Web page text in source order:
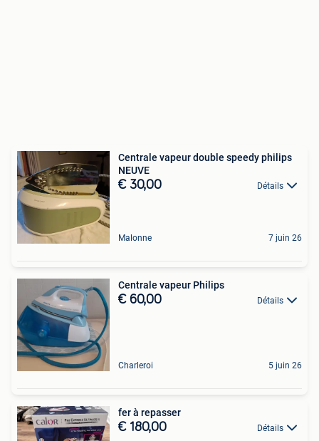
Centrale vapeur double speedy philips
NEUVE
€ 30,00 Détails
Malonne 7 juin 26
Centrale vapeur Philips
€ 60,00 Détails
Charleroi 5 juin 26
fer à repasser
€ 180,00 Détails